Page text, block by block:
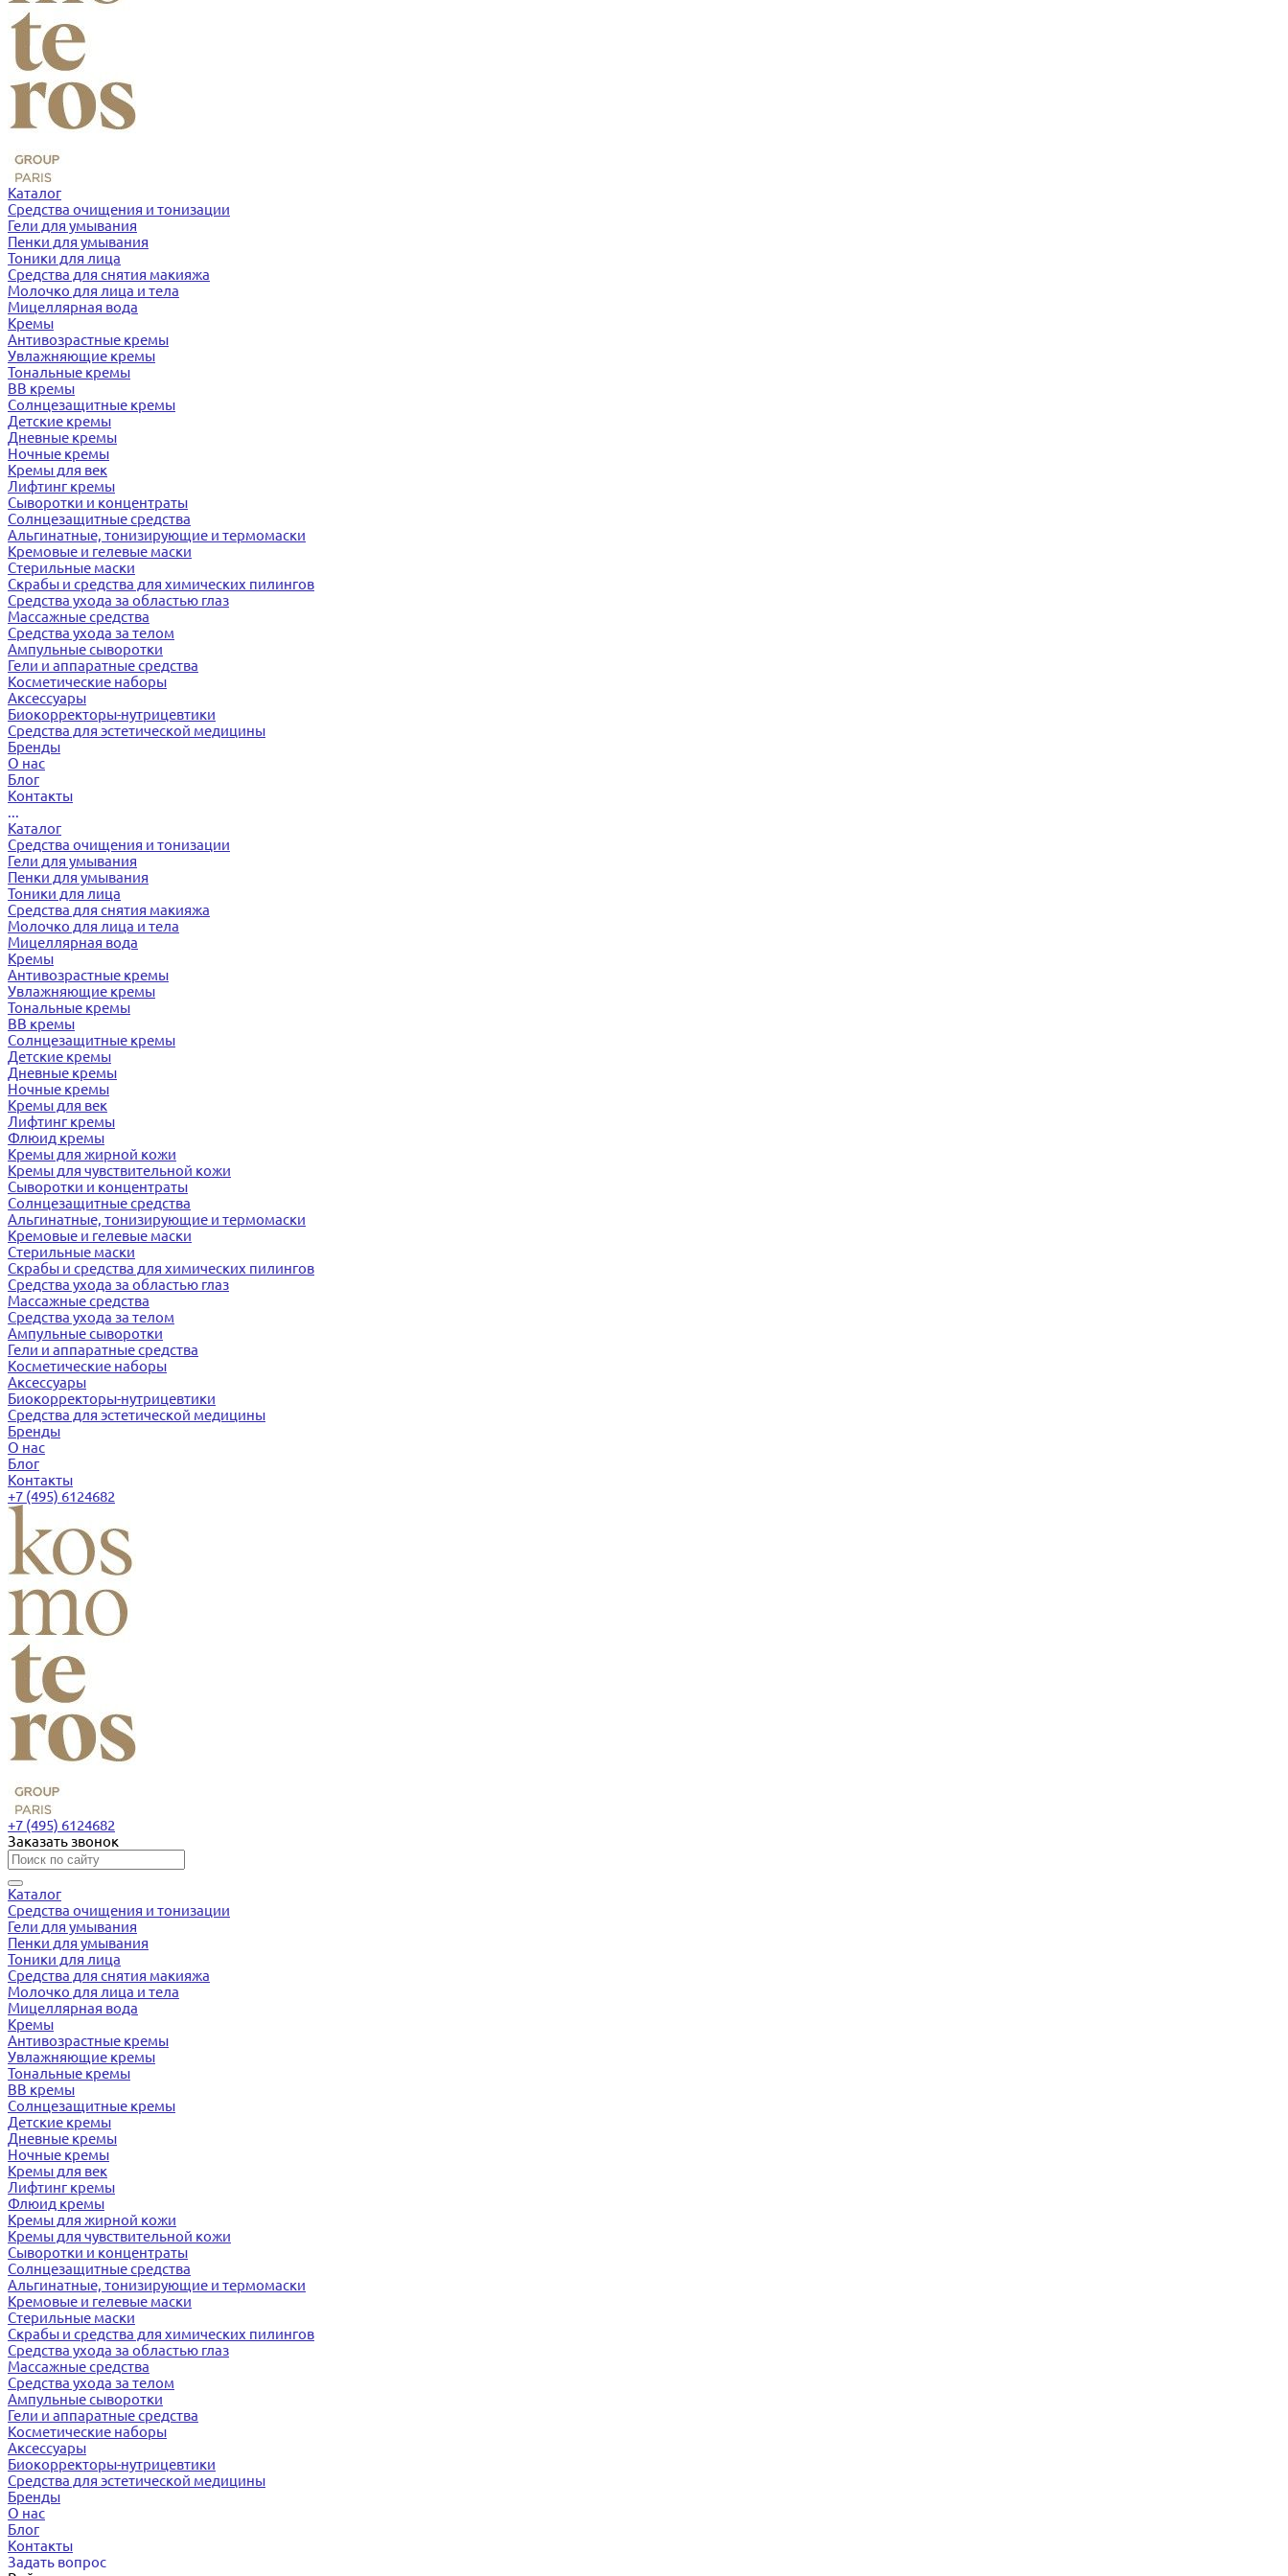
Каталог
Средства очищения и тонизации
Гели для умывания
Пенки для умывания
Тоники для лица
Средства для снятия макияжа
Молочко для лица и тела
Мицеллярная вода
Кремы
Антивозрастные кремы
Увлажняющие кремы
Тональные кремы
BB кремы
Солнцезащитные кремы
Детские кремы
Дневные кремы
Ночные кремы
Кремы для век
Лифтинг кремы
Сыворотки и концентраты
Солнцезащитные средства
Альгинатные, тонизирующие и термомаски
Кремовые и гелевые маски
Стерильные маски
Скрабы и средства для химических пилингов
Средства ухода за областью глаз
Массажные средства
Средства ухода за телом
Ампульные сыворотки
Гели и аппаратные средства
Косметические наборы
Аксессуары
Биокорректоры-нутрицевтики
Средства для эстетической медицины
Бренды
О нас
Блог
Контакты
...
Каталог
Средства очищения и тонизации
Гели для умывания
Пенки для умывания
Тоники для лица
Средства для снятия макияжа
Молочко для лица и тела
Мицеллярная вода
Кремы
Антивозрастные кремы
Увлажняющие кремы
Тональные кремы
BB кремы
Солнцезащитные кремы
Детские кремы
Дневные кремы
Ночные кремы
Кремы для век
Лифтинг кремы
Флюид кремы
Кремы для жирной кожи
Кремы для чувствительной кожи
Сыворотки и концентраты
Солнцезащитные средства
Альгинатные, тонизирующие и термомаски
Кремовые и гелевые маски
Стерильные маски
Скрабы и средства для химических пилингов
Средства ухода за областью глаз
Массажные средства
Средства ухода за телом
Ампульные сыворотки
Гели и аппаратные средства
Косметические наборы
Аксессуары
Биокорректоры-нутрицевтики
Средства для эстетической медицины
Бренды
О нас
Блог
Контакты
+7 (495) 6124682
+7 (495) 6124682
Заказать звонок
Каталог
Средства очищения и тонизации
Гели для умывания
Пенки для умывания
Тоники для лица
Средства для снятия макияжа
Молочко для лица и тела
Мицеллярная вода
Кремы
Антивозрастные кремы
Увлажняющие кремы
Тональные кремы
BB кремы
Солнцезащитные кремы
Детские кремы
Дневные кремы
Ночные кремы
Кремы для век
Лифтинг кремы
Флюид кремы
Кремы для жирной кожи
Кремы для чувствительной кожи
Сыворотки и концентраты
Солнцезащитные средства
Альгинатные, тонизирующие и термомаски
Кремовые и гелевые маски
Стерильные маски
Скрабы и средства для химических пилингов
Средства ухода за областью глаз
Массажные средства
Средства ухода за телом
Ампульные сыворотки
Гели и аппаратные средства
Косметические наборы
Аксессуары
Биокорректоры-нутрицевтики
Средства для эстетической медицины
Бренды
О нас
Блог
Контакты
Задать вопрос